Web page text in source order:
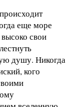
еще море
свои
душу. Никогда
кого